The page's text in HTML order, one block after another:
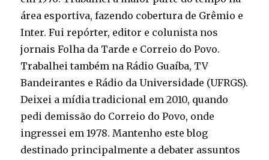
área esportiva, fazendo cobertura de Grêmio e
Inter. Fui repórter, editor e colunista nos
jornais Folha da Tarde e Correio do Povo.
Trabalhei também na Rádio Guaíba, TV
Bandeirantes e Rádio da Universidade (UFRGS).
Deixei a mídia tradicional em 2010, quando
pedi demissão do Correio do Povo, onde
ingressei em 1978. Mantenho este blog
destinado principalmente a debater assuntos